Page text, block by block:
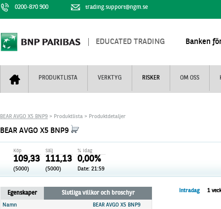
0200-870 900 trading.support@ngm.se
EDUCATED TRADING Banken
PRODUKTLISTA VERKTYG RISKER OM OSS
Mini Futures
Unlimited Turbos
Nya produkter
Stoppade & förfallna produkter
Utsålda produkter
Nyhestbrev+
Realtidskurser
Knock-plocken
Kunskapscentra+
Hur handlar jag
Finansiell information
BEAR AVGO X5 BNP9 > Produktlista > Produktdetaljer
BEAR AVGO X5 BNP9
Köp
109,33
(5000)
Sälj
111,13
(5000)
% idag
0,00%
Date: 21:59
Egenskaper Slutliga villkor och broschyr
Namn
BEAR AVGO X5 BNP9
Intradag 1